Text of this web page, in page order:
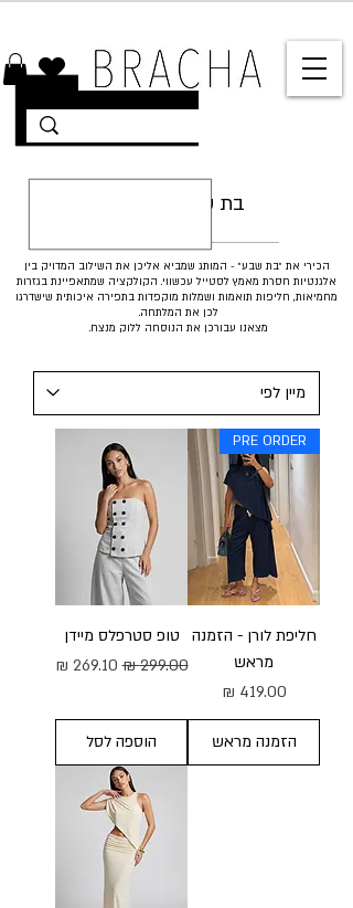
BAT 7 - בת שבע
הכירי את ״בת שבע״ - המותג שמביא אליכן את השילוב המדויק בין
אלגנטיות חסרת מאמץ לסטייל עכשווי. הקולקציה שמתאפיינת בגזרות
מחמיאות, חליפות תואמות ושמלות מוקפדות בתפירה איכותית שישדרגו
לכן את המלתחה.
מצאנו עבורכן את הנוסחה ללוק מנצח.
PRE ORDER
חליפת לורן - הזמנה
מראש
מחיר
הזמנה מראש
טופ סטרפלס מיידן
מחיר רגיל‏299.00 ‏₪ מחיר מבצע
הוספה לסל